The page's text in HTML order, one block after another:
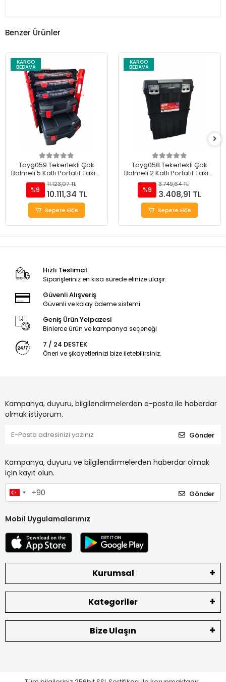
Benzer Ürünler
KARGO
BEDAVA
Tayg059 Tekerlekli Çok
Bölmeli 5 Katlı Portatif Takım
Çantası 20"
%9
11.123,07 TL
10.111,34 TL
Sepete Ekle
KARGO
BEDAVA
Tayg058 Tekerlekli Çok
Bölmeli 2 Katlı Portatif Takım
Çantası 18.5"
%9
3.749,64 TL
3.408,91 TL
Sepete Ekle
Hızlı Teslimat
Siparişleriniz en kısa sürede elinize ulaşır.
Güvenli Alışveriş
Güvenli ve kolay ödeme sistemi
Geniş Ürün Yelpazesi
Binlerce ürün ve kampanya seçeneği
7 / 24 DESTEK
Öneri ve şikayetlerinizi bize iletebilirsiniz.
Kampanya, duyuru, bilgilendirmelerden e-posta ile haberdar
olmak istiyorum.
Gönder
Kampanya, duyuru ve bilgilendirmelerden haberdar olmak
için kayıt olun.
Gönder
Mobil Uygulamalarımız
Kurumsal
Kategoriler
Bize Ulaşın